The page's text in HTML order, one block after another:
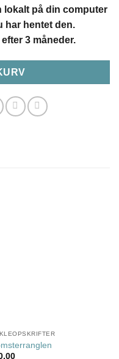
lokalt på din computer
har hentet den.
3 måneder.